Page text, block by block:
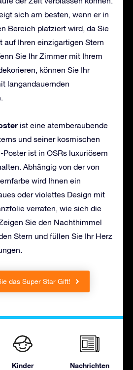
sich am besten, wenn er in
Bereich platziert wird, da Sie
auf Ihren einzigartigen Stern
Sie Ihr Zimmer mit Ihrem
können Sie Ihr
langandauernden
ist eine atemberaubende
und seiner kosmischen
Poster ist in OSRs luxuriösem
Abhängig von der von
wird Ihnen ein
oder violettes Design mit
verraten, wie sich die
Sie den Nachthimmel
Stern und füllen Sie Ihr Herz
das Super Star Gift!
Kinder Nachrichten